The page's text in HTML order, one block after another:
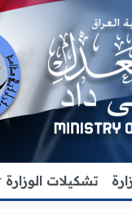
تشكيلات الوزارة